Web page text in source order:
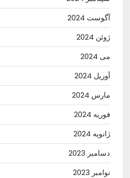
آگوست 2024
ژوئن 2024
می 2024
آوریل 2024
مارس 2024
فوریه 2024
ژانویه 2024
دسامبر 2023
نوامبر 2023